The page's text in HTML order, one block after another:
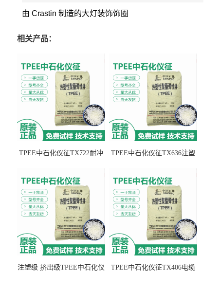
由 Crastin 制造的大灯装饰饰圈
相关产品：
TPEE中石化仪征TX722耐冲
TPEE中石化仪征TX636注塑
注塑级 挤出级TPEE中石化仪
TPEE中石化仪征TX406电缆